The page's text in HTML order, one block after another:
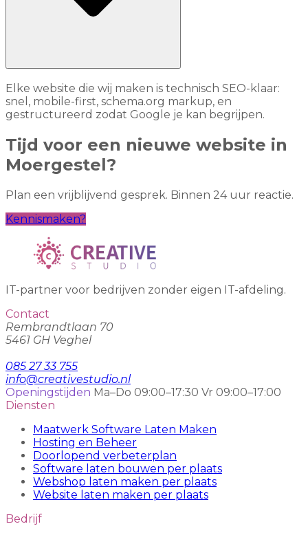
Elke website die wij maken is technisch SEO-klaar:
snel, mobile-first, schema.org markup, en
gestructureerd zodat Google je kan begrijpen.
Tijd voor een nieuwe website in
Moergestel?
Plan een vrijblijvend gesprek. Binnen 24 uur reactie.
Kennismaken?
IT-partner voor bedrijven zonder eigen IT-afdeling.
Contact
Rembrandtlaan 70
5461 GH Veghel
085 27 33 755
info@creativestudio.nl
Openingstijden Ma–Do 09:00–17:30 Vr 09:00–17:00
Diensten
Maatwerk Software Laten Maken
Hosting en Beheer
Doorlopend verbeterplan
Software laten bouwen per plaats
Webshop laten maken per plaats
Website laten maken per plaats
Bedrijf